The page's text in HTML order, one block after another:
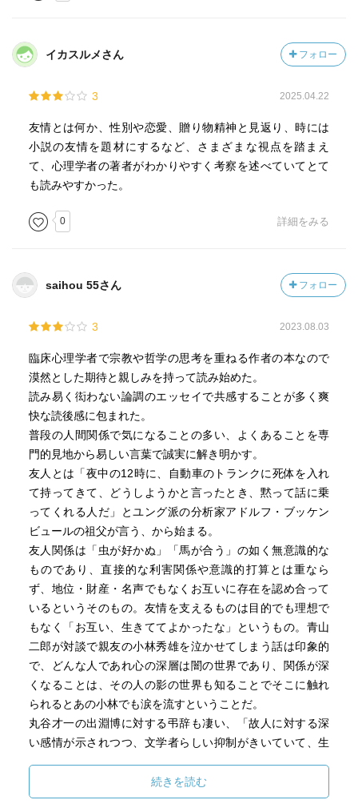
イカスルメさん フォロー
3 2025.04.22
友情とは何か、性別や恋愛、贈り物精神と見返り、時には
小説の友情を題材にするなど、さまざまな視点を踏まえ
て、心理学者の著者がわかりやすく考察を述べていてとて
も読みやすかった。
0 詳細をみる
saihou 55さん フォロー
3 2023.08.03
臨床心理学者で宗教や哲学の思考を重ねる作者の本なので
漠然とした期待と親しみを持って読み始めた。
読み易く衒わない論調のエッセイで共感することが多く爽
快な読後感に包まれた。
普段の人間関係で気になることの多い、よくあることを専
門的見地から易しい言葉で誠実に解き明かす。
友人とは「夜中の12時に、自動車のトランクに死体を入れ
て持ってきて、どうしようかと言ったとき、黙って話に乗
ってくれる人だ」とユング派の分析家アドルフ・ブッケン
ビュールの祖父が言う、から始まる。
友人関係は「虫が好かぬ」「馬が合う」の如く無意識的な
ものであり、直接的な利害関係や意識的打算とは重なら
ず、地位・財産・名声でもなくお互いに存在を認め合って
いるというそのもの。友情を支えるものは目的でも理想で
もなく「お互い、生きててよかったな」というもの。青山
二郎が対談で親友の小林秀雄を泣かせてしまう話は印象的
で、どんな人であれ心の深層は闇の世界であり、関係が深
くなることは、その人の影の世界も知ることでそこに触れ
られるとあの小林でも涙を流すということだ。
丸谷才一の出淵博に対する弔辞も凄い、「故人に対する深
い感情が示されつつ、文学者らしい抑制がきいていて、生
る。」と抑制・節度が心を打つ、と言う。
「ついにゆく道とはかねて聞きしかど きのうけふとは思
続きを読む